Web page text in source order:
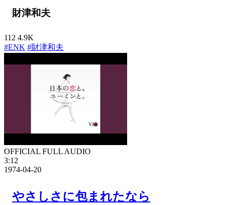
財津和夫
112 4.9K
#ENK #財津和夫
OFFICIAL FULL AUDIO
3:12
1974-04-20
やさしさに包まれたなら